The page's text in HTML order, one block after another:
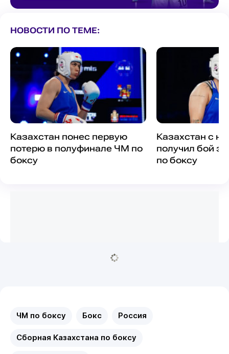
НОВОСТИ ПО ТЕМЕ:
Казахстан понес первую
потерю в полуфинале ЧМ по
боксу
Казахстан с
получил бой
по боксу
ЧМ по боксу Бокс Россия
Сборная Казахстана по боксу